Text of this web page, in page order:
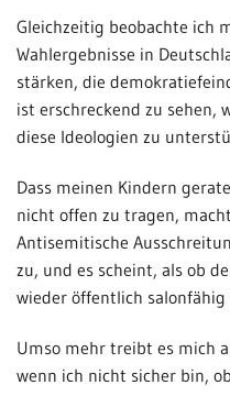
Gleichzeitig beobachte ich
Wahlergebnisse in
stärken, die
ist erschreckend zu sehen,
diese Ideologien zu
Dass meinen Kindern
nicht offen zu tragen,
Antisemitische
zu, und es scheint, als ob
wieder öffentlich salonfähig
Umso mehr treibt es mich
wenn ich nicht sicher bin,